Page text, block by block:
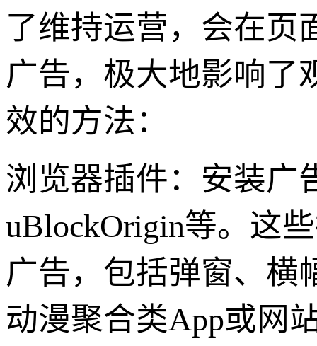
了维持运营，会在页
广告，极大地影响了
效的方法：
浏览器插件：安装广
uBlockOrigin等。这
广告，包括弹窗、横
动漫聚合类App或网